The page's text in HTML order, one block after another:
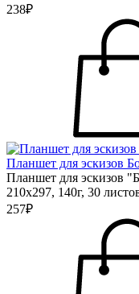
238₽
Планшет для эскизов
Планшет для эскизов
210х297, 140г, 30
257₽